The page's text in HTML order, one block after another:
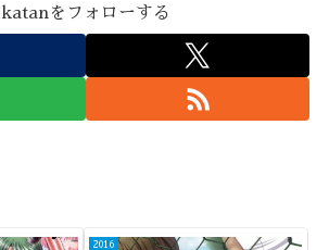
katanをフォローする
2016